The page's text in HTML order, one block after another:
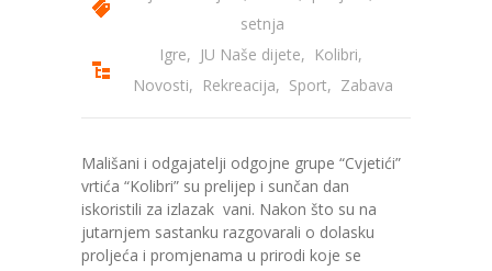
---- Kolibri
---- Lastavica
---- Poletarac
---- Snjeguljica
setnja
Igre, JU Naše dijete, Kolibri,
Novosti, Rekreacija, Sport, Zabava
Mališani i odgajatelji odgojne grupe “Cvjetići”
vrtića “Kolibri” su prelijep i sunčan dan
iskoristili za izlazak vani. Nakon što su na
jutarnjem sastanku razgovarali o dolasku
proljeća i promjenama u prirodi koje se